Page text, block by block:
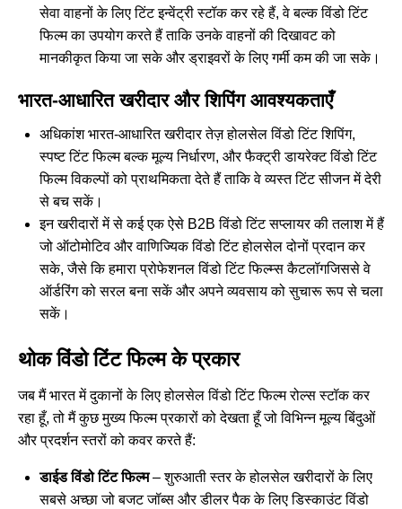
सेवा वाहनों के लिए टिंट इन्वेंट्री स्टॉक कर रहे हैं, वे बल्क विंडो टिंट
फिल्म का उपयोग करते हैं ताकि उनके वाहनों की दिखावट को
मानकीकृत किया जा सके और ड्राइवरों के लिए गर्मी कम की जा सके।
भारत-आधारित खरीदार और शिपिंग आवश्यकताएँ
अधिकांश भारत-आधारित खरीदार तेज़ होलसेल विंडो टिंट शिपिंग,
स्पष्ट टिंट फिल्म बल्क मूल्य निर्धारण, और फैक्ट्री डायरेक्ट विंडो टिंट
फिल्म विकल्पों को प्राथमिकता देते हैं ताकि वे व्यस्त टिंट सीजन में देरी
से बच सकें।
इन खरीदारों में से कई एक ऐसे B2B विंडो टिंट सप्लायर की तलाश में हैं
जो ऑटोमोटिव और वाणिज्यिक विंडो टिंट होलसेल दोनों प्रदान कर
सके, जैसे कि हमाराप्रोफेशनल विंडो टिंट फिल्म्स कैटलॉगजिससे वे
ऑर्डरिंग को सरल बना सकें और अपने व्यवसाय को सुचारू रूप से चला
सकें।
थोक विंडो टिंट फिल्म के प्रकार
जब मैं भारत में दुकानों के लिए होलसेल विंडो टिंट फिल्म रोल्स स्टॉक कर
रहा हूँ, तो मैं कुछ मुख्य फिल्म प्रकारों को देखता हूँ जो विभिन्न मूल्य बिंदुओं
और प्रदर्शन स्तरों को कवर करते हैं:
डाईड विंडो टिंट फिल्म– शुरुआती स्तर के होलसेल खरीदारों के लिए
सबसे अच्छा जो बजट जॉब्स और डीलर पैक के लिए डिस्काउंट विंडो